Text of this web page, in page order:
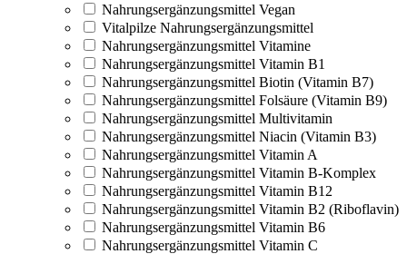
Nahrungsergänzungsmittel Vegan
Vitalpilze Nahrungsergänzungsmittel
Nahrungsergänzungsmittel Vitamine
Nahrungsergänzungsmittel Vitamin B1
Nahrungsergänzungsmittel Biotin (Vitamin B7)
Nahrungsergänzungsmittel Folsäure (Vitamin B9)
Nahrungsergänzungsmittel Multivitamin
Nahrungsergänzungsmittel Niacin (Vitamin B3)
Nahrungsergänzungsmittel Vitamin A
Nahrungsergänzungsmittel Vitamin B-Komplex
Nahrungsergänzungsmittel Vitamin B12
Nahrungsergänzungsmittel Vitamin B2 (Riboflavin)
Nahrungsergänzungsmittel Vitamin B6
Nahrungsergänzungsmittel Vitamin C